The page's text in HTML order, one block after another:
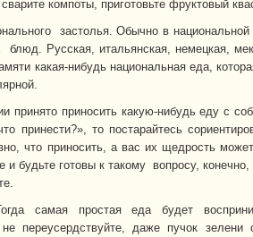
компоты, приготовьте фруктовый
застолья. Обычно в национальной
блюд. Русская, итальянская, немецкая,
какая-нибудь национальная еда,
принято приносить какую-нибудь еду с
принести?», то постарайтесь
что приносить, а вас их щедрость может
и будьте готовы к такому вопросу, конечно,
самая простая еда будет
переусердствуйте, даже пучок зелени